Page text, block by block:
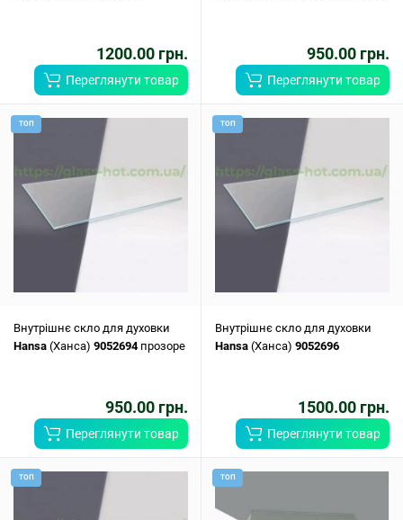
1200.00 грн.
Переглянути товар
950.00 грн.
Переглянути товар
ТОП
Внутрішнє скло для духовки
Hansa (Ханса) 9052694прозоре
950.00 грн.
Переглянути товар
ТОП
Внутрішнє скло для духовки
Hansa (Ханса) 9052696
1500.00 грн.
Переглянути товар
ТОП ТОП